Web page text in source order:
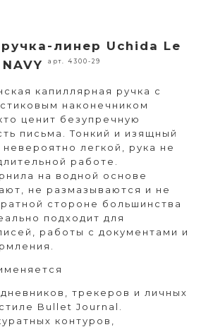
линер Uchida Le
арт. 4300-29
капиллярная ручка с
наконечником
ценит безупречную
письма. Тонкий и изящный
легкой, рука не
работе.
на водной основе
не размазываются и не
стороне большинства
подходит для
работы с документами и
трекеров и личных
Bullet Journal.
контуров,